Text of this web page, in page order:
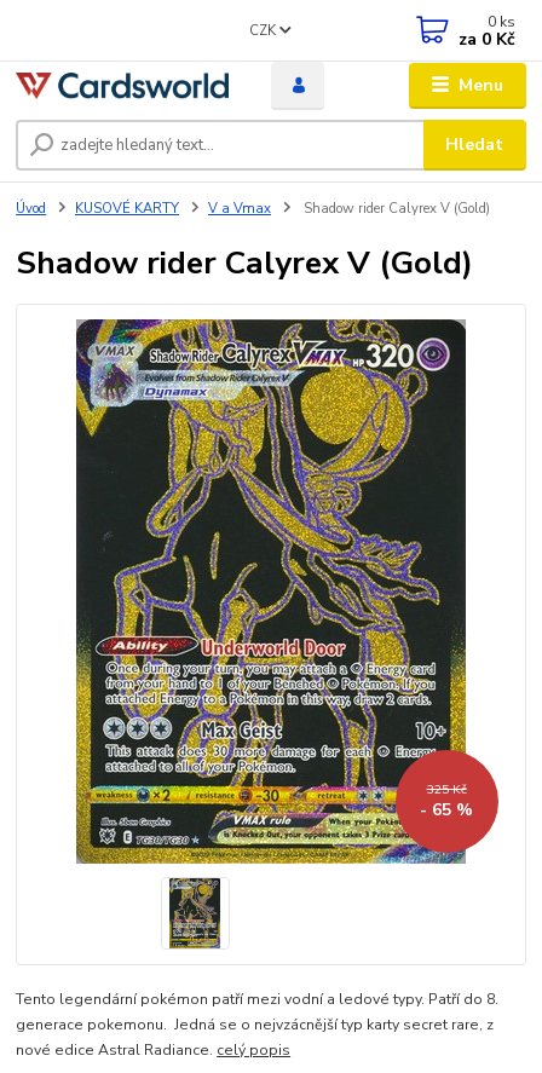
Menu
CZK
Hledat
0 ks
za 0 Kč
Úvod KUSOVÉ KARTY V a Vmax Shadow rider Calyrex V (Gold)
Shadow rider Calyrex V (Gold)
325 Kč
- 65 %
Tento legendární pokémon patří mezi vodní a ledové typy. Patří do 8.
generace pokemonu. Jedná se o nejvzácnější typ karty secret rare, z
nové edice Astral Radiance. celý popis